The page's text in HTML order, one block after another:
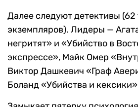
Далее следуют детективы (62
экземпляров). Лидеры —
негритят» и «Убийство в
экспрессе», Майк Омер
Виктор Дашкевич «Граф
Боланд «Убийства и